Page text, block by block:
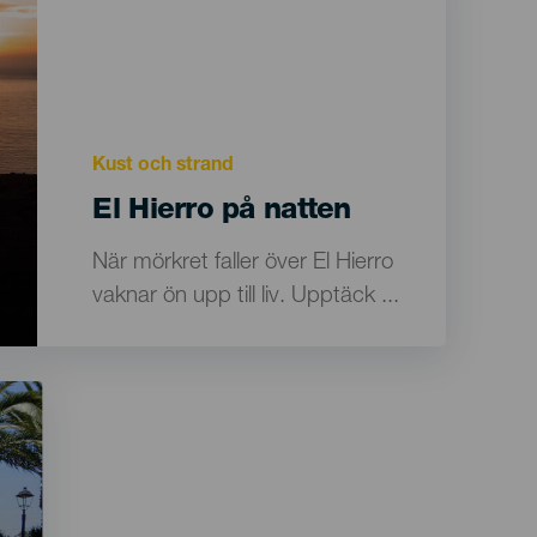
Motivación
Principal
Kust och strand
El Hierro på natten
Texto
para
När mörkret faller över El Hierro
vaknar ön upp till liv. Upptäck ...